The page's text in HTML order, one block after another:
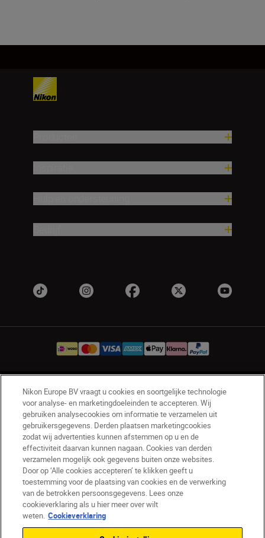
NL Nikon Sites
Contact opnemen
Privacyverklaring
Gebruiksvoorwaarden
Nikon Store - Algemene voorwaarden
Cookieverklaring
Toegankelijkheid
Cookie-instellingen
© 2026 Nikon
Nikon Europe BV vraagt u cookies en soortgelijke technologie
voor analyse- en marketingdoeleinden te accepteren. Wij
gebruiken analysecookies om informatie te verzamelen uit
gebruikersgegevens. Derden plaatsen marketingcookies
zodat wij advertenties kunnen afstemmen op u en de
effectiviteit daarvan kunnen nagaan. Cookies van derden
verzamelen mogelijk ook gegevens buiten onze websites.
Door op ‘Alle cookies accepteren’ te klikken geeft u
toestemming voor de plaatsing van cookies en de verwerking
van de betrokken persoonsgegevens. Lees onze
cookieverklaring als u hier meer over wilt
weten. Cookieverklaring